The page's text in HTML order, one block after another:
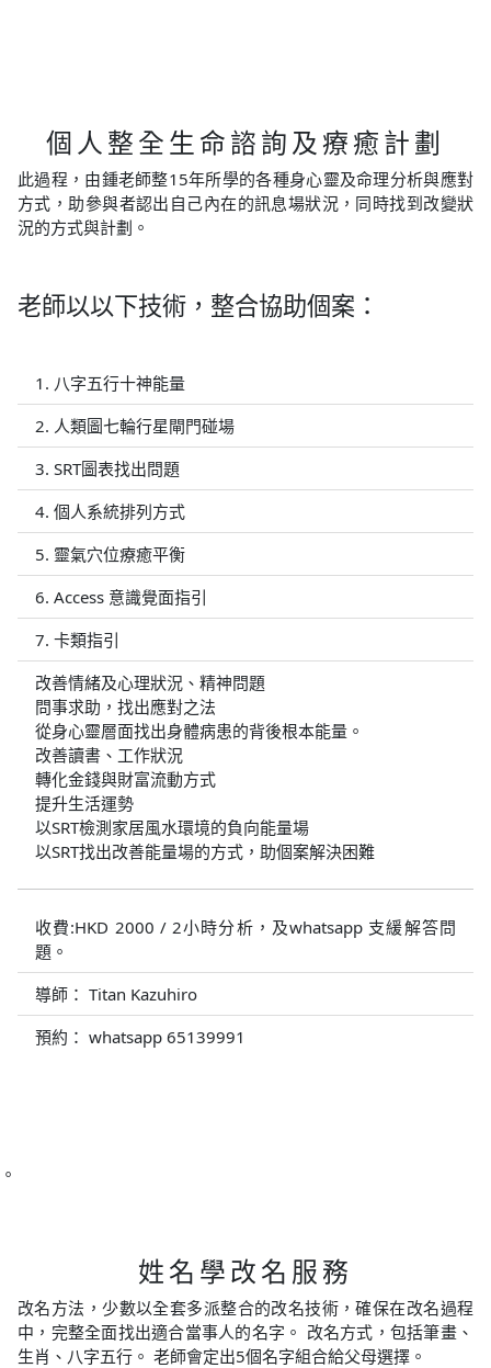
個人整全生命諮詢及療癒計劃
此過程，由鍾老師整15年所學的各種身心靈及命理分析與應對
方式，助參與者認出自己內在的訊息場狀況，同時找到改變狀
況的方式與計劃。
老師以以下技術，整合協助個案：
1. 八字五行十神能量
2. 人類圖七輪行星閘門碰場
3. SRT圖表找出問題
4. 個人系統排列方式
5. 靈氣穴位療癒平衡
6. Access 意識覺面指引
7. 卡類指引
改善情緒及心理狀況、精神問題
問事求助，找出應對之法
從身心靈層面找出身體病患的背後根本能量。
改善讀書、工作狀況
轉化金錢與財富流動方式
提升生活運勢
以SRT檢測家居風水環境的負向能量場
以SRT找出改善能量場的方式，助個案解決困難
收費:HKD 2000 / 2小時分析，及whatsapp 支緩解答問
題。
導師： Titan Kazuhiro
預約： whatsapp 65139991
。
姓名學改名服務
改名方法，少數以全套多派整合的改名技術，確保在改名過程
中，完整全面找出適合當事人的名字。 改名方式，包括筆畫、
生肖、八字五行。 老師會定出5個名字組合給父母選擇。